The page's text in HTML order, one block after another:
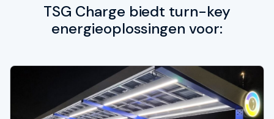
TSG Charge biedt turn-key
energieoplossingen voor: